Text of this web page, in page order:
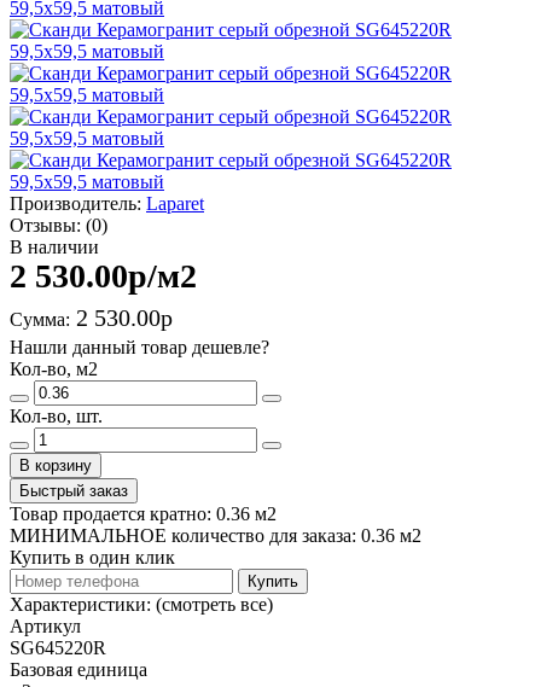
Производитель: Laparet
Отзывы: (0)
В наличии
2 530.00р/м2
Сумма: 2 530.00р
Нашли данный товар дешевле?
Кол-во, м2
Кол-во, шт.
В корзину
Быстрый заказ
Товар продается кратно: 0.36 м2
МИНИМАЛЬНОЕ количество для заказа: 0.36 м2
Купить в один клик
Купить
Характеристики: (смотреть все)
Артикул
SG645220R
Базовая единица